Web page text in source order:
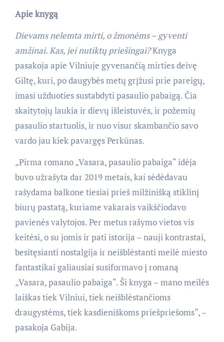
Apie knygą
Dievams nelemta mirti, o žmonėms – gyventi
amžinai. Kas, jei nutiktų priešingai?Knyga
pasakoja apie Vilniuje gyvenančią mirties deivę
Giltę, kuri, po daugybės metų grįžusi prie pareigų,
imasi užduoties sustabdyti pasaulio pabaigą. Čia
skaitytojų laukia ir dievų išleistuvės, ir požemių
pasaulio startuolis, ir nuo visur skambančio savo
vardo jau kiek pavargęs Perkūnas.
„Pirma romano „Vasara, pasaulio pabaiga“ idėja
buvo užrašyta dar 2019 metais, kai sėdėdavau
rašydama balkone tiesiai prieš milžinišką stiklinį
biurų pastatą, kuriame vakarais vaikščiodavo
pavienės valytojos. Per metus rašymo vietos vis
keitėsi, o su jomis ir pati istorija – nauji kontrastai,
besitęsianti nostalgija ir neišblėstanti meilė miesto
fantastikai galiausiai susiformavo į romaną
„Vasara, pasaulio pabaiga“. Ši knyga – mano meilės
laiškas tiek Vilniui, tiek neišblėstančioms
draugystėms, tiek kasdieniškoms priešpriešoms“, –
pasakoja Gabija.